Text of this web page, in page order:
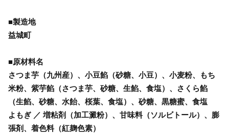
■製造地
益城町
■原材料名
さつま芋（九州産）、小豆餡（砂糖、小豆）、小麦粉、もち
米粉、紫芋餡（さつま芋、砂糖、生餡、食塩）、さくら餡
（生餡、砂糖、水飴、桜葉、食塩）、砂糖、黒糖蜜、食塩
よもぎ ／ 増粘剤（加工澱粉）、甘味料（ソルビトール）、膨
張剤、着色料（紅麹色素）